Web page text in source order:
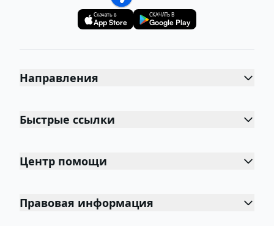
Скачать в
App Store
СКАЧАТЬ В
Google Play
Направления
Быстрые ссылки
Центр помощи
Правовая информация